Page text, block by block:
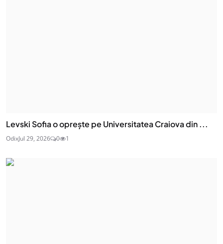
Levski Sofia o oprește pe Universitatea Craiova din ...
OdixJul 29, 2026 0 1